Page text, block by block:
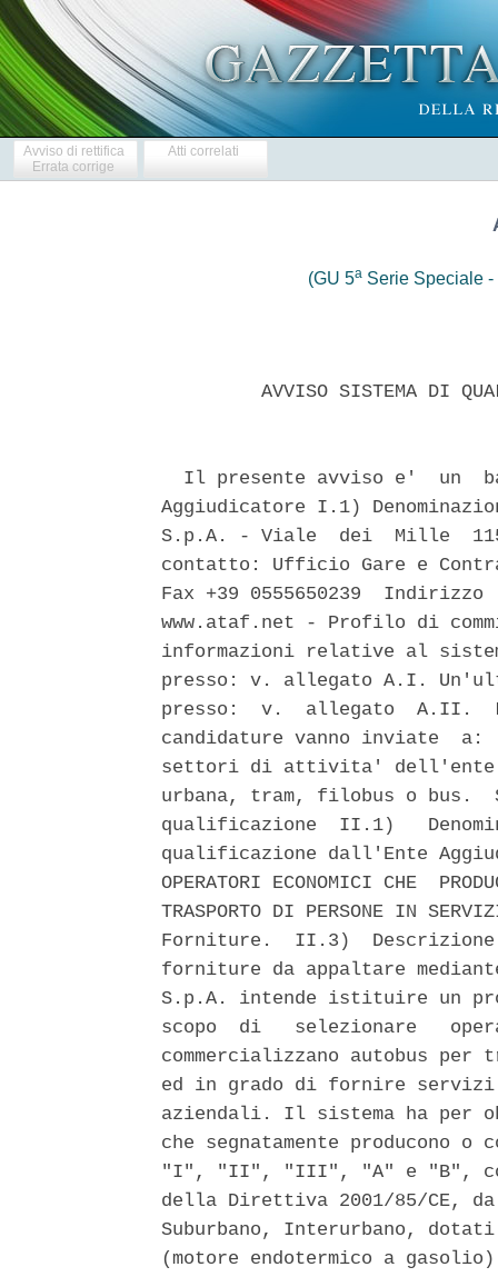
Avviso di rettifica
Errata corrige
Atti correlati
(GU 5a Serie Speciale
AVVISO SISTEMA DI
Il presente avviso e'  un
Aggiudicatore I.1)
S.p.A. - Viale  dei  Mille
contatto: Ufficio Gare e
Fax +39 0555650239
www.ataf.net - Profilo di
informazioni relative al
presso: v. allegato A.I.
presso:  v.  allegato  A.II.
candidature vanno inviate
settori di attivita' dell'ente
urbana, tram, filobus o bus.
qualificazione  II.1)
qualificazione dall'Ente
OPERATORI ECONOMICI CHE
TRASPORTO DI PERSONE IN
Forniture.  II.3)
forniture da appaltare
S.p.A. intende istituire un
scopo  di   selezionare
commercializzano autobus
ed in grado di fornire
aziendali. Il sistema ha per
che segnatamente producono
"I", "II", "III", "A" e "B",
della Direttiva 2001/85/CE,
Suburbano, Interurbano,
(motore endotermico a